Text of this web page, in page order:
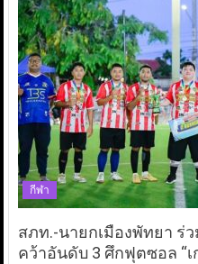
กีฬา
สภท.-นายกเมืองพัทยา ร่
คว้าอันดับ 3 ศึกฟุตซอล “